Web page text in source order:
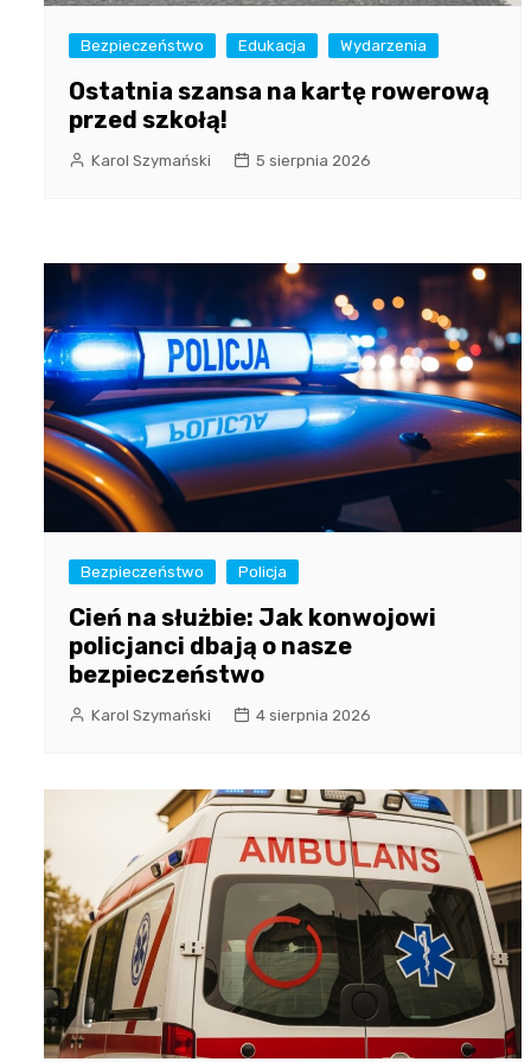
Bezpieczeństwo Edukacja Wydarzenia
Ostatnia szansa na kartę rowerową
przed szkołą!
Karol Szymański 5 sierpnia 2026
Bezpieczeństwo Policja
Cień na służbie: Jak konwojowi
policjanci dbają o nasze
bezpieczeństwo
Karol Szymański 4 sierpnia 2026